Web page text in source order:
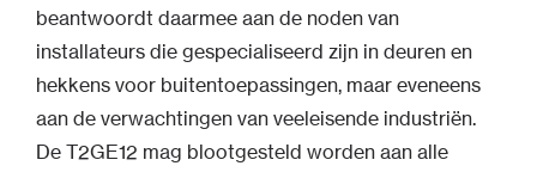
beantwoordt daarmee aan de noden van
installateurs die gespecialiseerd zijn in deuren en
hekkens voor buitentoepassingen, maar eveneens
aan de verwachtingen van veeleisende industriën.
De T2GE12 mag blootgesteld worden aan alle